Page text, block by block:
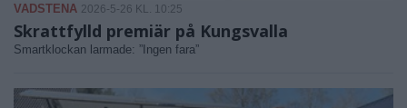
VADSTENA 2026-5-26 KL. 10:25
Skrattfylld premiär på Kungsvalla
Smartklockan larmade: ”Ingen fara”